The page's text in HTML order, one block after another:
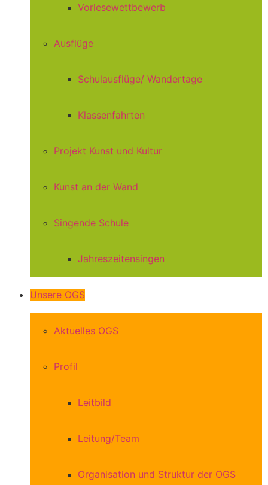
Vorlesewettbewerb
Ausflüge
Schulausflüge/ Wandertage
Klassenfahrten
Projekt Kunst und Kultur
Kunst an der Wand
Singende Schule
Jahreszeitensingen
Unsere OGS
Aktuelles OGS
Profil
Leitbild
Leitung/Team
Organisation und Struktur der OGS